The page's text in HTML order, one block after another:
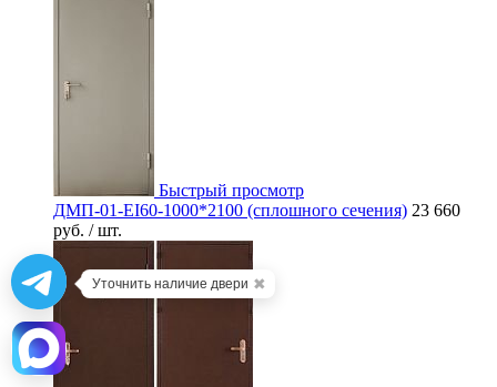
Быстрый просмотр
ДМП-01-EI60-1000*2100 (сплошного сечения) 23 660
руб. / шт.
Уточнить наличие двери ✖